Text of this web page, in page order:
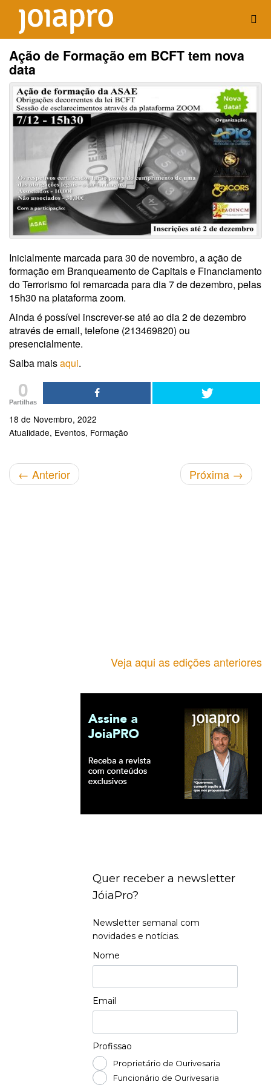
Ação de Formação em BCFT tem nova
data
Inicialmente marcada para 30 de novembro, a ação de
formação em Branqueamento de Capitais e Financiamento
do Terrorismo foi remarcada para dia 7 de dezembro, pelas
15h30 na plataforma zoom.
Ainda é possível inscrever-se até ao dia 2 de dezembro
através de email, telefone (213469820) ou
presencialmente.
Saiba maisaqui.
0
Partilhas
18 de Novembro, 2022
Atualidade Eventos Formação
← Anterior Próxima →
Veja aqui as edições anteriores